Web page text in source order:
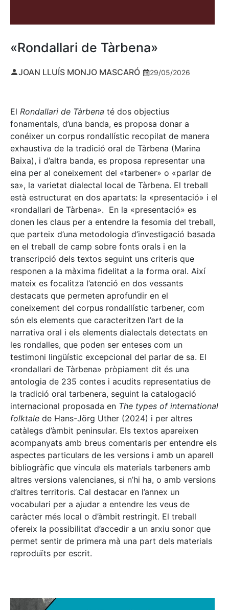
«Rondallari de Tàrbena»
JOAN LLUÍS MONJO MASCARÓ 29/05/2026
El Rondallari de Tàrbena té dos objectius
fonamentals, d’una banda, es proposa donar a
conéixer un corpus rondallístic recopilat de manera
exhaustiva de la tradició oral de Tàrbena (Marina
Baixa), i d’altra banda, es proposa representar una
eina per al coneixement del «tarbener» o «parlar de
sa», la varietat dialectal local de Tàrbena. El treball
està estructurat en dos apartats: la «presentació» i el
«rondallari de Tàrbena». En la «presentació» es
donen les claus per a entendre la fesomia del treball,
que parteix d’una metodologia d’investigació basada
en el treball de camp sobre fonts orals i en la
transcripció dels textos seguint uns criteris que
responen a la màxima fidelitat a la forma oral. Així
mateix es focalitza l’atenció en dos vessants
destacats que permeten aprofundir en el
coneixement del corpus rondallístic tarbener, com
són els elements que caracteritzen l’art de la
narrativa oral i els elements dialectals detectats en
les rondalles, que poden ser enteses com un
testimoni lingüístic excepcional del parlar de sa. El
«rondallari de Tàrbena» pròpiament dit és una
antologia de 235 contes i acudits representatius de
la tradició oral tarbenera, seguint la catalogació
internacional proposada en The types of international
folktale de Hans-Jörg Uther (2024) i per altres
catàlegs d’àmbit peninsular. Els textos apareixen
acompanyats amb breus comentaris per entendre els
aspectes particulars de les versions i amb un aparell
bibliogràfic que vincula els materials tarbeners amb
altres versions valencianes, si n’hi ha, o amb versions
d’altres territoris. Cal destacar en l’annex un
vocabulari per a ajudar a entendre les veus de
caràcter més local o d’àmbit restringit. El treball
ofereix la possibilitat d’accedir a un arxiu sonor que
permet sentir de primera mà una part dels materials
reproduïts per escrit.